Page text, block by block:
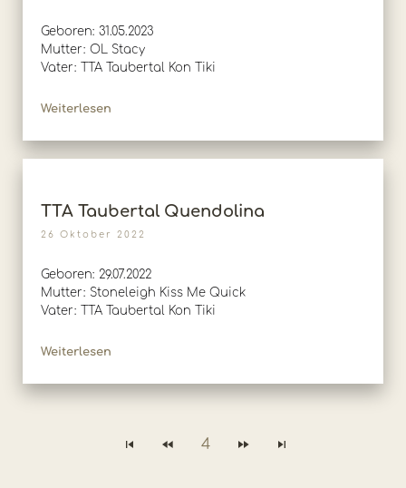
Geboren: 31.05.2023
Mutter: OL Stacy
Vater: TTA Taubertal Kon Tiki
Weiterlesen
TTA Taubertal Quendolina
26 Oktober 2022
Geboren: 29.07.2022
Mutter: Stoneleigh Kiss Me Quick
Vater: TTA Taubertal Kon Tiki
Weiterlesen
4